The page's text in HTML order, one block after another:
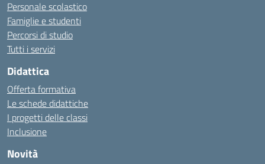
Personale scolastico
Famiglie e studenti
Percorsi di studio
Tutti i servizi
Didattica
Offerta formativa
Le schede didattiche
I progetti delle classi
Inclusione
Novità